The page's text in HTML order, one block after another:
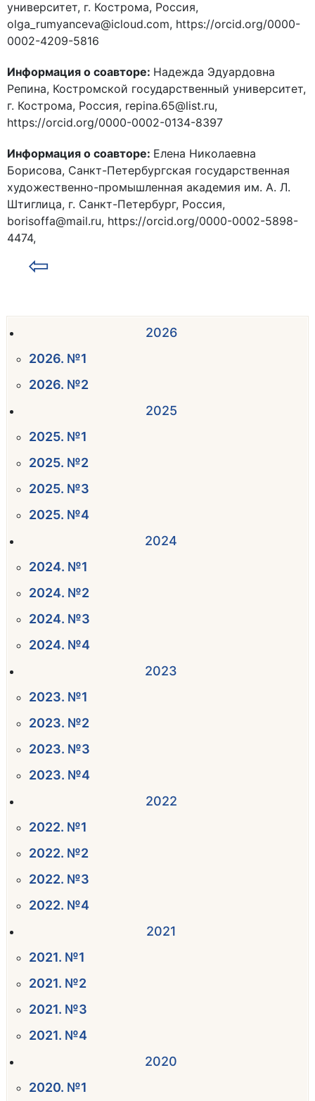
университет, г. Кострома, Россия,
olga_rumyanceva@icloud.com, https://orcid.org/0000-
0002-4209-5816
Информация о соавторе: Надежда Эдуардовна
Репина, Костромской государственный университет,
г. Кострома, Россия, repina.65@list.ru,
https://orcid.org/0000-0002-0134-8397
Информация о соавторе: Елена Николаевна
Борисова, Санкт-Петербургская государственная
художественно-промышленная академия им. А. Л.
Штиглица, г. Санкт-Петербург, Россия,
borisoffa@mail.ru, https://orcid.org/0000-0002-5898-
4474,
⇦
2026
2026. №1
2026. №2
2025
2025. №1
2025. №2
2025. №3
2025. №4
2024
2024. №1
2024. №2
2024. №3
2024. №4
2023
2023. №1
2023. №2
2023. №3
2023. №4
2022
2022. №1
2022. №2
2022. №3
2022. №4
2021
2021. №1
2021. №2
2021. №3
2021. №4
2020
2020. №1